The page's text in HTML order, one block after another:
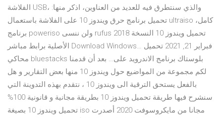
الفلاشة USB، والذي سنتطرق فيه للعديد من العناوين، اذكر منها:
تحميل برنامج حرق ويندوز 10 على الفلاشة باستعمال ultraiso كامل،
برنامج poweriso ولن ننسى rufus 2018 تحميل ويندوز 10 النسخة
الأصلية برابط مباشر Download Windows… فبراير 21, 2021 تحميل
محاكي bluestacks بلوستاك برنامج الاندرويد على… بعد أن قدمنا
لكم مجموعة من المواضيع حول ويندوز 10 منها بعض التقارير و هل
بالفعل يستحق الترقية الى ويندوز 10 ، نتقدم بهذه التدوينة التي
سنشرح فيها طريقة تحميل ويندوز 10 بطريقة مجانية و قانونية 100%
تحميل ويندوز 10 بصيغة iso مجانا من مايكروسوفت 2020 أصدرت